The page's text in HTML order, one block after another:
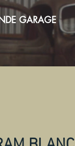
GARAGE